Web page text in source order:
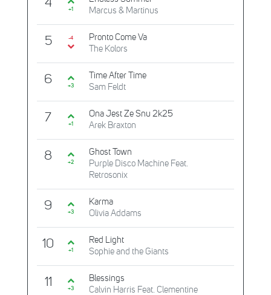
4 +1
Marcus & Martinus
5 -4
Pronto Come Va
The Kolors
6 +3
Time After Time
Sam Feldt
7 +1
Ona Jest Ze Snu 2k25
Arek Braxton
8 +2
Ghost Town
Purple Disco Machine Feat.
Retrosonix
9 +3
Karma
Olivia Addams
10 +1
Red Light
Sophie and the Giants
11 +3
Blessings
Calvin Harris Feat. Clementine